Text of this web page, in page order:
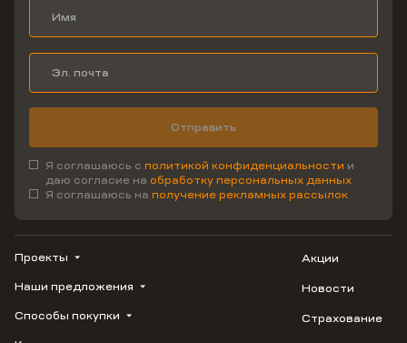
Отправить
Я соглашаюсь с политикой конфиденциальности и
даю согласие на обработку персональных данных
Я соглашаюсь на получение рекламных рассылок
Проекты
ВЕРН
1799
Наши предложения
Купить квартиру
Способы покупки
Акции
Новости
Страхование